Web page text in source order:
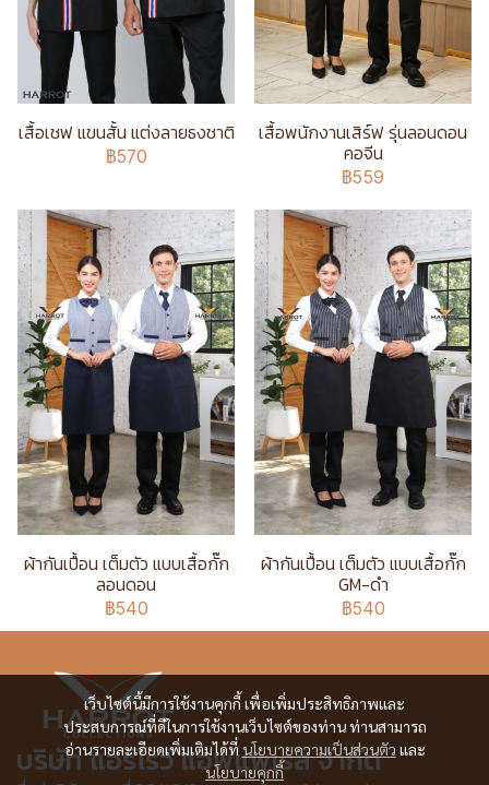
เสื้อเชฟ แขนสั้น แต่งลายธงชาติ
฿570
เสื้อพนักงานเสิร์ฟ รุ่นลอนดอน
คอจีน
฿559
ผ้ากันเปื้อน เต็มตัว แบบเสื้อกั๊ก
ลอนดอน
฿540
ผ้ากันเปื้อน เต็มตัว แบบเสื้อกั๊ก
GM-ดำ
฿540
เว็บไซต์นี้มีการใช้งานคุกกี้ เพื่อเพิ่มประสิทธิภาพและ
ประสบการณ์ที่ดีในการใช้งานเว็บไซต์ของท่าน ท่านสามารถ
อ่านรายละเอียดเพิ่มเติมได้ที่ นโยบายความเป็นส่วนตัว และ
นโยบายคุกกี้
บริษัท แอร์โรว์ แอพแพเรล จำกัด